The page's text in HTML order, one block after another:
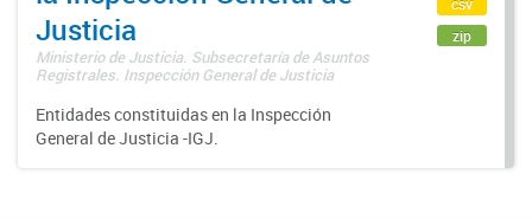
Justicia
Ministerio de Justicia. Subsecretaría de Asuntos
Registrales. Inspección General de Justicia
Entidades constituidas en la Inspección
General de Justicia -IGJ.
zip